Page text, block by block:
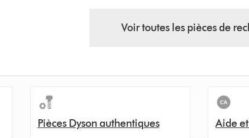
Voir toutes les pièces de
Pièces Dyson authentiques Aide